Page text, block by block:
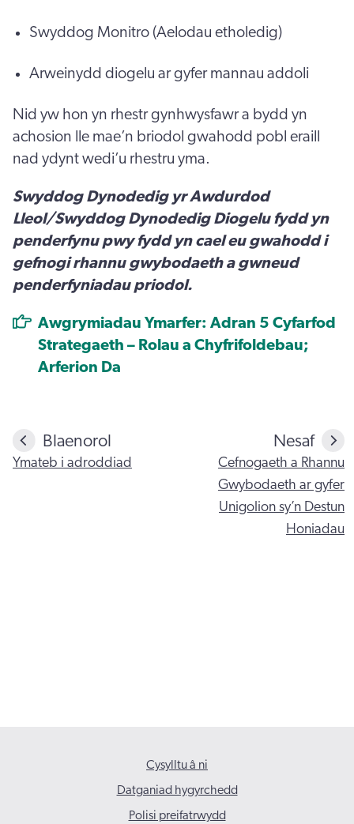
Swyddog Monitro (Aelodau etholedig)
Arweinydd diogelu ar gyfer mannau addoli
Nid yw hon yn rhestr gynhwysfawr a bydd yn
achosion lle mae’n briodol gwahodd pobl eraill
nad ydynt wedi’u rhestru yma.
Swyddog Dynodedig yr Awdurdod
Lleol/Swyddog Dynodedig Diogelu fydd yn
penderfynu pwy fydd yn cael eu gwahodd i
gefnogi rhannu gwybodaeth a gwneud
penderfyniadau priodol.
Awgrymiadau Ymarfer: Adran 5 Cyfarfod
Strategaeth – Rolau a Chyfrifoldebau;
Arferion Da
Blaenorol
Ymateb i adroddiad
Nesaf
Cefnogaeth a Rhannu
Gwybodaeth ar gyfer
Unigolion sy’n Destun
Honiadau
Cysylltu â ni
Datganiad hygyrchedd
Polisi preifatrwydd